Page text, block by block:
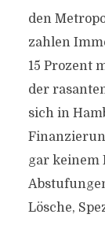
den
zahlen
15 Prozent
der
sich in
gar keinem
Lösche,